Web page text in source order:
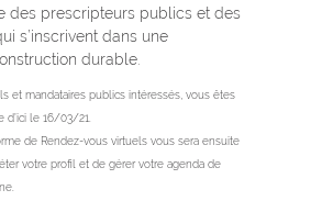
des prescripteurs publics et des
s’inscrivent dans une
durable.
et mandataires publics intéressés, vous êtes
d’ici le 16/03/21.
de Rendez-vous virtuels vous sera ensuite
votre profil et de gérer votre agenda de